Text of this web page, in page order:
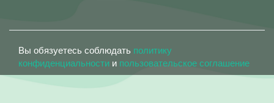
Вы обязуетесь соблюдать политику
конфиденциальности и пользовательское соглашение